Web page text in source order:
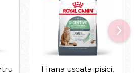
Hrana uscata pisici,